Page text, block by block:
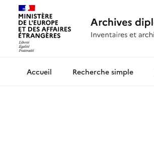
Archives diplomatiquesRecherche simple